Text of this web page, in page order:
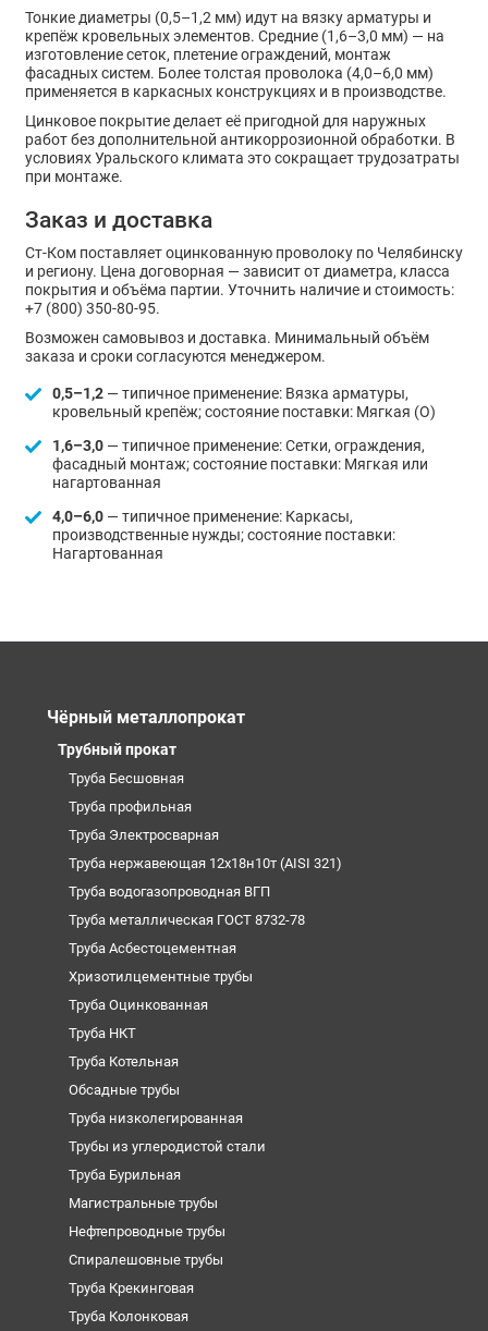
Тонкие диаметры (0,5–1,2 мм) идут на вязку арматуры и
крепёж кровельных элементов. Средние (1,6–3,0 мм) — на
изготовление сеток, плетение ограждений, монтаж
фасадных систем. Более толстая проволока (4,0–6,0 мм)
применяется в каркасных конструкциях и в производстве.
Цинковое покрытие делает её пригодной для наружных
работ без дополнительной антикоррозионной обработки. В
условиях Уральского климата это сокращает трудозатраты
при монтаже.
Заказ и доставка
Ст-Ком поставляет оцинкованную проволоку по Челябинску
и региону. Цена договорная — зависит от диаметра, класса
покрытия и объёма партии. Уточнить наличие и стоимость:
+7 (800) 350-80-95.
Возможен самовывоз и доставка. Минимальный объём
заказа и сроки согласуются менеджером.
0,5–1,2— типичное применение: Вязка арматуры,
кровельный крепёж; состояние поставки: Мягкая (О)
1,6–3,0— типичное применение: Сетки, ограждения,
фасадный монтаж; состояние поставки: Мягкая или
нагартованная
4,0–6,0— типичное применение: Каркасы,
производственные нужды; состояние поставки:
Нагартованная
Чёрный металлопрокат
Трубный прокат
Труба Бесшовная
Труба профильная
Труба Электросварная
Труба нержавеющая 12х18н10т (AISI 321)
Труба водогазопроводная ВГП
Труба металлическая ГОСТ 8732-78
Труба Асбестоцементная
Хризотилцементные трубы
Труба Оцинкованная
Труба НКТ
Труба Котельная
Обсадные трубы
Труба низколегированная
Трубы из углеродистой стали
Труба Бурильная
Магистральные трубы
Нефтепроводные трубы
Спиралешовные трубы
Труба Крекинговая
Труба Колонковая